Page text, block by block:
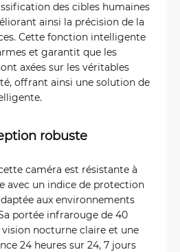
des cibles humaines
ainsi la précision de la
Cette fonction intelligente
et garantit que les
axées sur les véritables
offrant ainsi une solution de
robuste
caméra est résistante à
avec un indice de protection
aux environnements
portée infrarouge de 40
nocturne claire et une
24 heures sur 24, 7 jours